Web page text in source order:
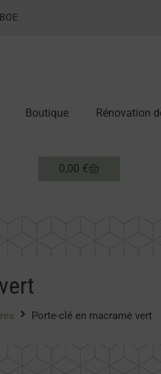
Boutique Rénovation
0,00 €
Porte-clé en macramé vert